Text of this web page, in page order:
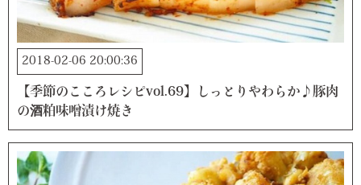
2018-02-06 20:00:36
【季節のこころレシピvol.69】しっとりやわらか♪豚肉
の酒粕味噌漬け焼き